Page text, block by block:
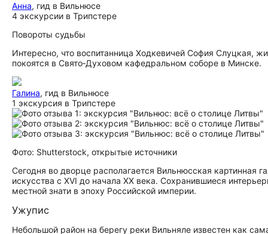
Анна, гид в Вильнюсе
4 экскурсии в Трипстере
Повороты судьбы
Интересно, что воспитанница Ходкевичей София Слуцкая,
покоятся в Свято‑Духовом кафедральном соборе в Минске.
Галина, гид в Вильнюсе
1 экскурсия в Трипстере
Фото: Shutterstock, открытые источники
Сегодня во дворце располагается Вильнюсская картинная
искусства с XVI до начала XX века. Сохранившиеся
местной знати в эпоху Российской империи.
Ужупис
Небольшой район на берегу реки Вильняле известен как